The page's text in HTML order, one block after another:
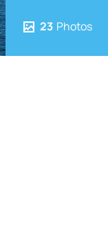
23 Photos